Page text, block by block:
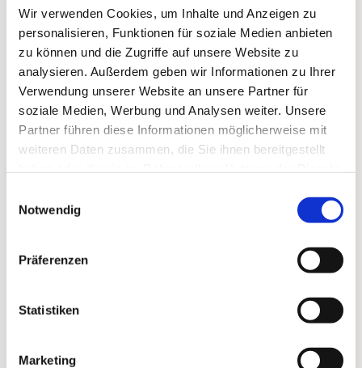
Wir verwenden Cookies, um Inhalte und Anzeigen zu
personalisieren, Funktionen für soziale Medien anbieten
zu können und die Zugriffe auf unsere Website zu
analysieren. Außerdem geben wir Informationen zu Ihrer
Verwendung unserer Website an unsere Partner für
soziale Medien, Werbung und Analysen weiter. Unsere
Partner führen diese Informationen möglicherweise mit
weiteren Daten zusammen, die Sie ihnen bereitgestellt
Notwendig
Präferenzen
Statistiken
Marketing
Dies könnte Sie auch
interessieren